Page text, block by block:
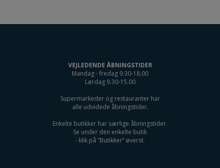
VEJLEDENDE ÅBNINGSTIDER
Mandag - fredag 9.30-18.00
Lørdag 9.30-15.00
Supermarkeder og restauranter har
alle udvidede åbningstider.
Enkelte butikker har særlige åbningstider.
Se under den enkelte butik
- klik på ”Butikker” øverst.